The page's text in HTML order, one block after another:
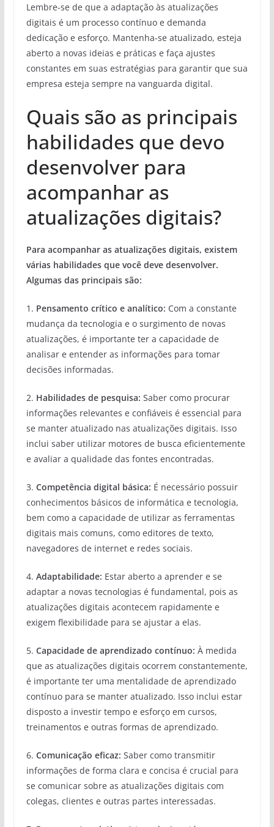
Lembre-se de que a adaptação às atualizações
digitais é um processo contínuo e demanda
dedicação e esforço. Mantenha-se atualizado, esteja
aberto a novas ideias e práticas e faça ajustes
constantes em suas estratégias para garantir que sua
empresa esteja sempre na vanguarda digital.
Quais são as principais
habilidades que devo
desenvolver para
acompanhar as
atualizações digitais?
Para acompanhar as atualizações digitais, existem
várias habilidades que você deve desenvolver.
Algumas das principais são:
1. Pensamento crítico e analítico: Com a constante
mudança da tecnologia e o surgimento de novas
atualizações, é importante ter a capacidade de
analisar e entender as informações para tomar
decisões informadas.
2. Habilidades de pesquisa: Saber como procurar
informações relevantes e confiáveis é essencial para
se manter atualizado nas atualizações digitais. Isso
inclui saber utilizar motores de busca eficientemente
e avaliar a qualidade das fontes encontradas.
3. Competência digital básica: É necessário possuir
conhecimentos básicos de informática e tecnologia,
bem como a capacidade de utilizar as ferramentas
digitais mais comuns, como editores de texto,
navegadores de internet e redes sociais.
4. Adaptabilidade: Estar aberto a aprender e se
adaptar a novas tecnologias é fundamental, pois as
atualizações digitais acontecem rapidamente e
exigem flexibilidade para se ajustar a elas.
5. Capacidade de aprendizado contínuo: À medida
que as atualizações digitais ocorrem constantemente,
é importante ter uma mentalidade de aprendizado
contínuo para se manter atualizado. Isso inclui estar
disposto a investir tempo e esforço em cursos,
treinamentos e outras formas de aprendizado.
6. Comunicação eficaz: Saber como transmitir
informações de forma clara e concisa é crucial para
se comunicar sobre as atualizações digitais com
colegas, clientes e outras partes interessadas.